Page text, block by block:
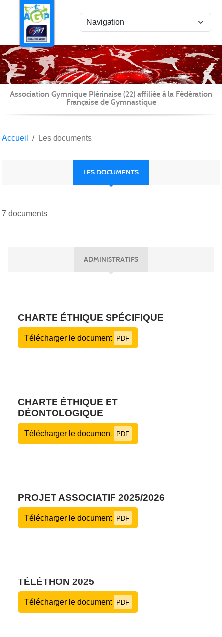
Association Gymnique Plérinaise (22) affiliée à la Fédération
Française de Gymnastique
Accueil Les documents
LES DOCUMENTS
7 documents
ADMINISTRATIFS
CHARTE ÉTHIQUE SPÉCIFIQUE
Télécharger le document PDF
CHARTE ÉTHIQUE ET
DÉONTOLOGIQUE
Télécharger le document PDF
PROJET ASSOCIATIF 2025/2026
Télécharger le document PDF
TÉLÉTHON 2025
Télécharger le document PDF
Panneau de gestion des cookies